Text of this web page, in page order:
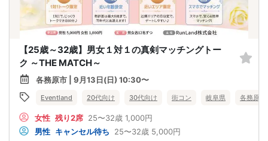
【25歳～32歳】男女１対１の真剣マッチングトー
ク ～THE MATCH～
各務原市 | 9月13日(日) 10:30〜
Eventland 20代向け 30代向け 街コン 岐阜県 各務原市
女性 残り2席 25〜32歳 1,000円
男性 キャンセル待ち 25〜32歳 5,000円